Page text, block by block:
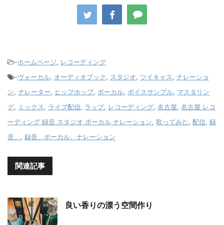
-ホームページ, レコーディング
-ヴォーカル, オーディオブック, スタジオ, ツイキャス, ナレーショ
ン, ナレーター, ヒップホップ, ボーカル, ボイスサンプル, マスタリン
グ, ミックス, ライブ配信, ラップ, レコーディング, 名古屋, 名古屋 レコ
ーディング 録音 スタジオ ボーカル ナレーション, 歌ってみた, 配信, 録
音、 , 録音、ボーカル、ナレーション
関連記事
良い香りの漂う空間作り